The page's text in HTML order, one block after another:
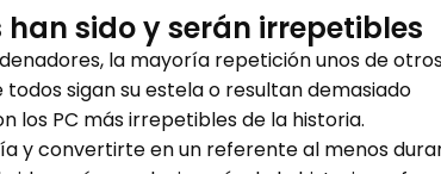
han sido y serán irrepetibles
la mayoría repetición unos de
sigan su estela o resultan demasiado
los PC más irrepetibles de la historia.
y convertirte en un referente al menos